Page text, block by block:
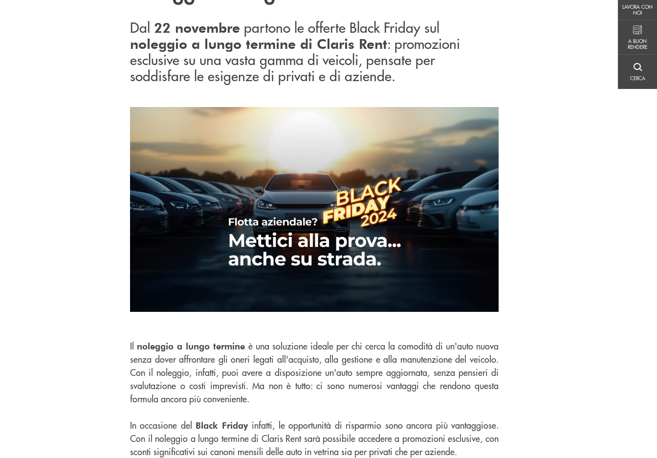
LAVORA CON
NOI
A BUON
RENDERE
CERCA
Dal 22 novembre partono le offerte Black Friday sul
noleggio a lungo termine di Claris Rent: promozioni
esclusive su una vasta gamma di veicoli, pensate per
soddisfare le esigenze di privati e di aziende.
Il noleggio a lungo termine è una soluzione ideale per chi cerca la comodità di un'auto nuova
senza dover affrontare gli oneri legati all'acquisto, alla gestione e alla manutenzione del veicolo.
Con il noleggio, infatti, puoi avere a disposizione un'auto sempre aggiornata, senza pensieri di
svalutazione o costi imprevisti. Ma non è tutto: ci sono numerosi vantaggi che rendono questa
formula ancora più conveniente.
In occasione del Black Friday infatti, le opportunità di risparmio sono ancora più vantaggiose.
Con il noleggio a lungo termine di Claris Rent sarà possibile accedere a promozioni esclusive, con
sconti significativi sui canoni mensili delle auto in vetrina sia per privati che per aziende.